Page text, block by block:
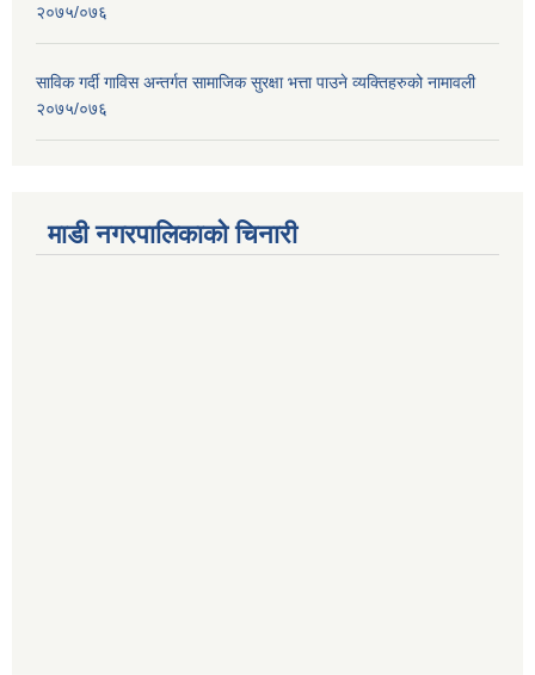
२०७५/०७६
साविक गर्दी गाविस अन्तर्गत सामाजिक सुरक्षा भत्ता पाउने व्यक्तिहरुको नामावली
२०७५/०७६
माडी नगरपालिकाको चिनारी